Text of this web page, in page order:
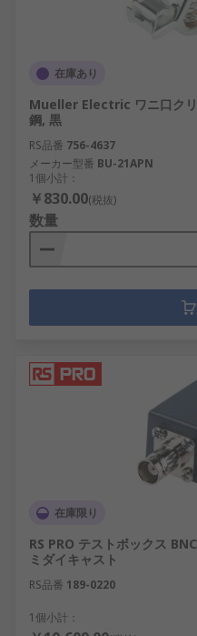
在庫あり
Mueller Electric ワニ口ク
鋼, 黒
RS品番 756-4637
メーカー型番 BU-21APN
1個小計：
￥830.00(税抜)
数量
在庫限り
RS PRO テストボックス
ミダイキャスト
RS品番 189-0220
1個小計：